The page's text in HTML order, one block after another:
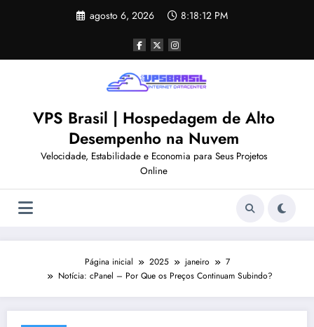
agosto 6, 2026 8:18:12 PM
VPS Brasil | Hospedagem de Alto
Desempenho na Nuvem
Velocidade, Estabilidade e Economia para Seus Projetos
Online
Página inicial 2025 janeiro
7
Notícia: cPanel – Por Que os Preços Continuam Subindo?